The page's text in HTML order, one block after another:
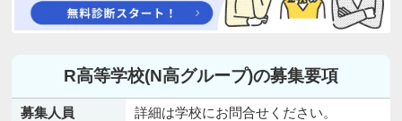
R高等学校(N高グループ)の募集要項
募集人員 詳細は学校にお問合せください。